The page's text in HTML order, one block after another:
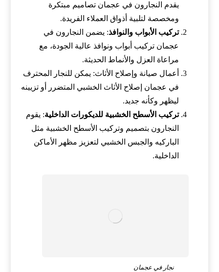
يقدم النجارون في عجمان تصاميم مبتكرة
ومخصصة لتلبية أذواق العملاء الفريدة.
تركيب الأبواب والنوافذ: يضمن النجارون في
عجمان تركيب أبواب ونوافذ عالية الجودة، مع
مراعاة العزل والأنماط الحديثة.
أعمال صيانة وإصلاح الأثاث: يمكن للنجار المحترف
في عجمان إصلاح الأثاث الخشبي المتضرر أو تزيينه
ليظهر وكأنه جديد.
تركيب الأسطح الخشبية للديكورات الداخلية: يقوم
النجارون بتصميم وتركيب الأسطح الخشبية مثل
الباركيه والجبس الخشبي لتعزيز مظهر الأماكن
الداخلية.
نجار في عجمان